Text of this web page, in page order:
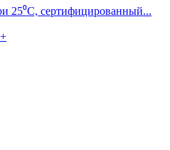
25⁰С, сертифицированный...
+